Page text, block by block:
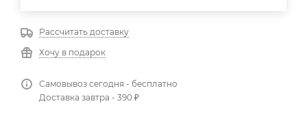
Рассчитать доставку
Хочу в подарок
Самовывоз сегодня - бесплатно
Доставка завтра - 390 ₽